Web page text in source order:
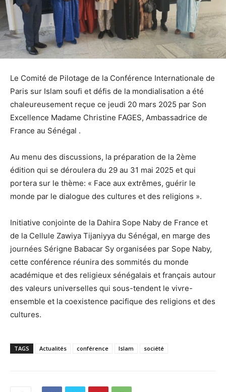
Le Comité de Pilotage de la Conférence Internationale de
Paris sur Islam soufi et défis de la mondialisation a été
chaleureusement reçue ce jeudi 20 mars 2025 par Son
Excellence Madame Christine FAGES, Ambassadrice de
France au Sénégal .
Au menu des discussions, la préparation de la 2ème
édition qui se déroulera du 29 au 31 mai 2025 et qui
portera sur le thème: « Face aux extrêmes, guérir le
monde par le dialogue des cultures et des religions ».
Initiative conjointe de la Dahira Sope Naby de France et
de la Cellule Zawiya Tijaniyya du Sénégal, en marge des
journées Sérigne Babacar Sy organisées par Sope Naby,
cette conférence réunira des sommités du monde
académique et des religieux sénégalais et français autour
des valeurs universelles qui sous-tendent le vivre-
ensemble et la coexistence pacifique des religions et des
cultures.
TAGS Actualités conférence Islam société